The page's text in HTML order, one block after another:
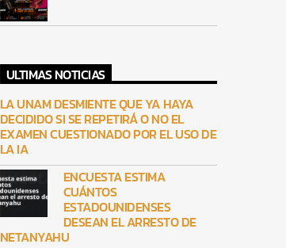
ULTIMAS NOTICIAS
LA UNAM DESMIENTE QUE YA HAYA
DECIDIDO SI SE REPETIRÁ O NO EL
EXAMEN CUESTIONADO POR EL USO DE
LA IA
ENCUESTA ESTIMA
CUÁNTOS
ESTADOUNIDENSES
DESEAN EL ARRESTO DE
NETANYAHU